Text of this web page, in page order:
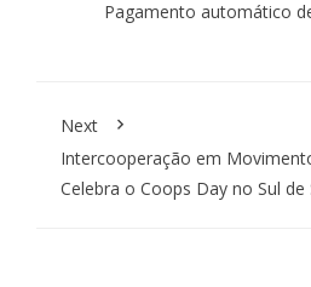
Pagamento automático
Next
Intercooperação em
Celebra o Coops Day no Sul de